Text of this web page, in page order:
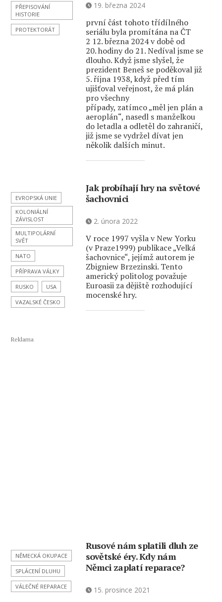
PŘEPISOVÁNÍ
HISTORIE
PROTEKTORÁT
19. března 2024
první část tohoto třídílného
seriálu byla promítána na ČT
2 12. března 2024 v době od
20. hodiny do 21. Nedíval jsme se
dlouho. Když jsme slyšel, že
prezident Beneš se poděkoval již
5. října 1938, když před tím
ujišťoval veřejnost, že má plán
pro všechny
případy, zatímco „měl jen plán a
aeroplán“, nasedl s manželkou
do letadla a odletěl do zahraničí,
již jsme se vydržel dívat jen
několik dalších minut.
EVROPSKÁ UNIE
KOLONIÁLNÍ
ZÁVISLOST
MULTIPOLÁRNÍ
SVĚT
NATO
PŘÍPRAVA VÁLKY
RUSKO USA
VAZALSKÉ ČESKO
Jak probíhají hry na světové
šachovnici
2. února 2022
V roce 1997 vyšla v New Yorku
(v Praze1999) publikace „Velká
šachovnice“, jejímž autorem je
Zbigniew Brzezinski. Tento
americký politolog považuje
Euroasii za dějiště rozhodující
mocenské hry.
Reklama
NĚMECKÁ OKUPACE
SPLÁCENÍ DLUHU
VÁLEČNÉ REPARACE
Rusové nám splatili dluh ze
sovětské éry. Kdy nám
Němci zaplatí reparace?
15. prosince 2021